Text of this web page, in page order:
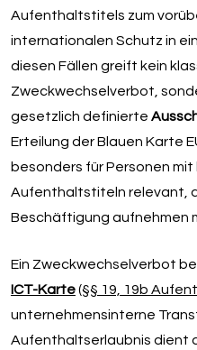
Aufenthaltstitels zum
internationalen Schutz in
diesen Fällen greift kein
Zweckwechselverbot,
gesetzlich definierte
Erteilung der Blauen Karte
besonders für Personen
Aufenthaltstiteln relevant,
Beschäftigung aufnehmen
Ein Zweckwechselverbot
ICT-Karte(§§ 19, 19b
unternehmensinterne
Aufenthaltserlaubnis dient